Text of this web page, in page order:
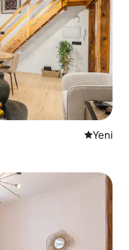
Yeni
Yeni
arasında